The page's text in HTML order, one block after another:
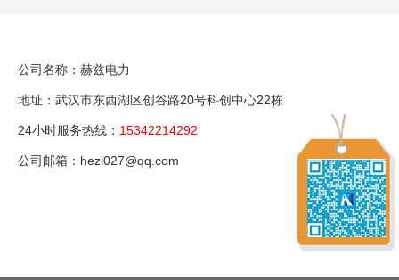
公司名称：赫兹电力
地址：武汉市东西湖区创谷路20号科创中心22栋
24小时服务热线： 15342214292
公司邮箱：hezi027@qq.com